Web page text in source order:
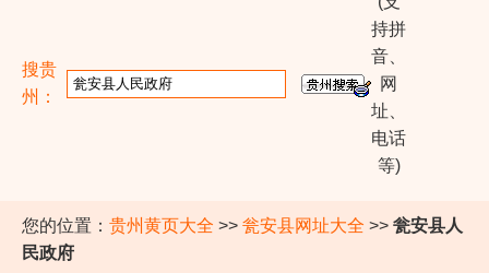
搜贵
州：
持拼
音、
网
址、
电话
等)
您的位置： 贵州黄页大全 >> 瓮安县网址大全 >> 瓮安县人
民政府